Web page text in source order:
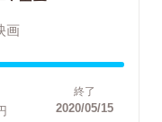
画
終了
2020/05/15